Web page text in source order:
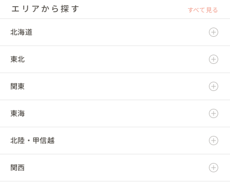
エリアから探す すべて見る
北海道
北海道
東北
青森県
岩手県
宮城県
秋田県
関東
茨城県
栃木県
群馬県
東海
岐阜県
静岡県
北陸・甲信越
新潟県
関西